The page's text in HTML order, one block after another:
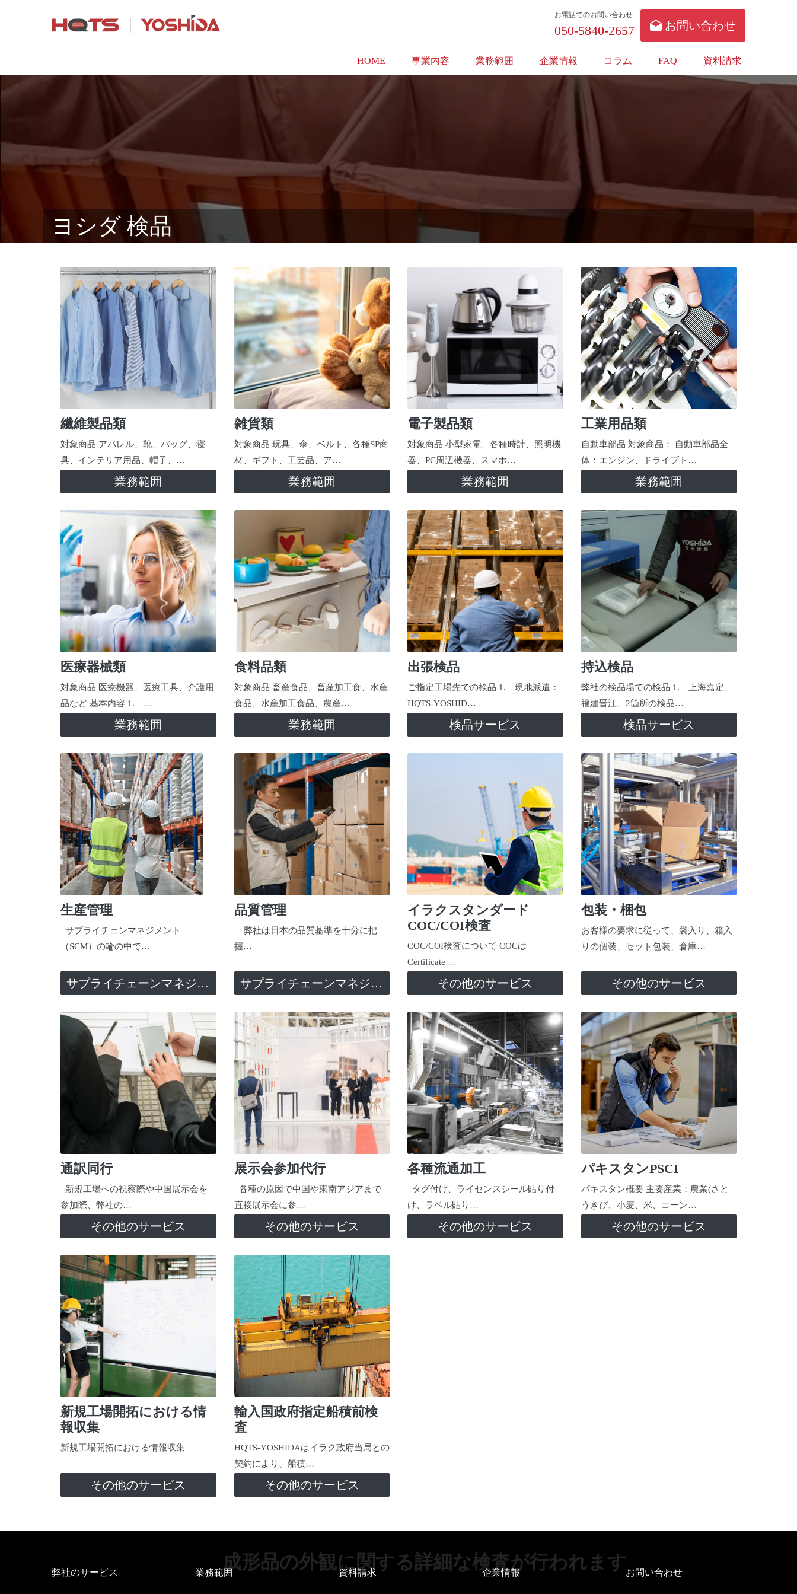
お電話でのお問い合わせ
050-5840-2657 お問い合わせ
HOME 事業内容 業務範囲 企業情報 コラム FAQ 資料請求
ヨシダ 検品
繊維製品類
対象商品 アパレル、靴、バッグ、寝
具、インテリア用品、帽子、…
業務範囲
雑貨類
対象商品 玩具、傘、ベルト、各種SP商
材、ギフト、工芸品、ア…
業務範囲
電子製品類
対象商品 小型家電、各種時計、照明機
器、PC周辺機器、スマホ…
業務範囲
工業用品類
自動車部品 対象商品： 自動車部品全
体：エンジン、ドライブト…
業務範囲
医療器械類
対象商品 医療機器、医療工具、介護用
品など 基本内容 1. …
業務範囲
食料品類
対象商品 畜産食品、畜産加工食、水産
食品、水産加工食品、農産…
業務範囲
出張検品
ご指定工場先での検品 1. 現地派遣：
HQTS-YOSHID…
検品サービス
持込検品
弊社の検品場での検品 1. 上海嘉定、
福建晋江、2箇所の検品…
検品サービス
生産管理
サプライチェンマネジメント
（SCM）の輪の中で…
サプライチェーンマネジメント
品質管理
弊社は日本の品質基準を十分に把
握…
サプライチェーンマネジメント
イラクスタンダード
COC/COI検査
COC/COI検査について COCは
Certificate …
その他のサービス
包装・梱包
お客様の要求に従って、袋入り、箱入
りの個装、セット包装、倉庫…
その他のサービス
通訳同行
新規工場への視察際や中国展示会を
参加際、弊社の…
その他のサービス
展示会参加代行
各種の原因で中国や東南アジアまで
直接展示会に参…
その他のサービス
各種流通加工
タグ付け、ライセンスシール貼り付
け、ラベル貼り…
その他のサービス
パキスタンPSCI
パキスタン概要 主要産業：農業(さと
うきび、小麦、米、コーン…
その他のサービス
新規工場開拓における情
報収集
新規工場開拓における情報収集
その他のサービス
輸入国政府指定船積前検
査
HQTS-YOSHIDAはイラク政府当局との
契約により、船積…
その他のサービス
成形品の外観に関する詳細な検査が行われます
弊社のサービス 業務範囲 資料請求 企業情報 お問い合わせ